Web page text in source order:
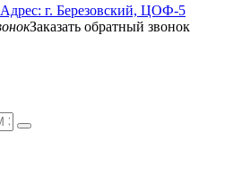
Адрес: г. Березовский, ЦОФ-5
Заказать обратный звонок